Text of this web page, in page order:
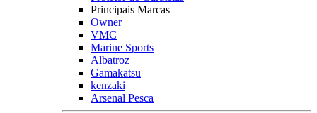
Principais Marcas
Owner
VMC
Marine Sports
Albatroz
Gamakatsu
kenzaki
Arsenal Pesca